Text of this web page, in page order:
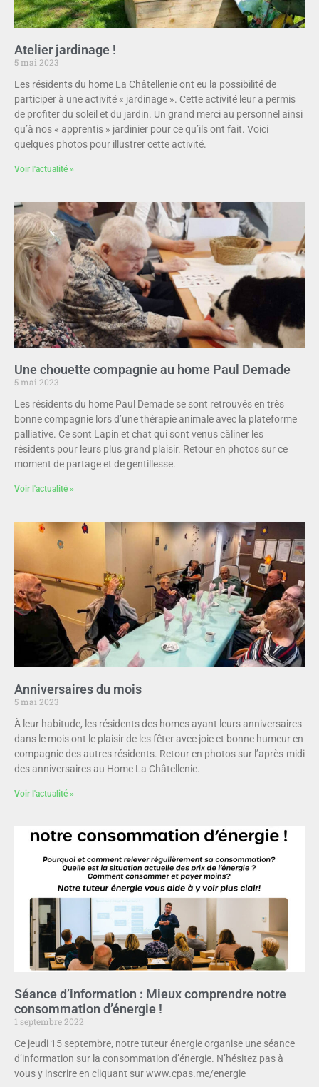
Atelier jardinage !
5 mai 2023
Les résidents du home La Châtellenie ont eu la possibilité de
participer à une activité « jardinage ». Cette activité leur a permis
de profiter du soleil et du jardin. Un grand merci au personnel ainsi
qu’à nos « apprentis » jardinier pour ce qu’ils ont fait. Voici
quelques photos pour illustrer cette activité.
Voir l'actualité »
Une chouette compagnie au home Paul Demade
5 mai 2023
Les résidents du home Paul Demade se sont retrouvés en très
bonne compagnie lors d’une thérapie animale avec la plateforme
palliative. Ce sont Lapin et chat qui sont venus câliner les
résidents pour leurs plus grand plaisir. Retour en photos sur ce
moment de partage et de gentillesse.
Voir l'actualité »
Anniversaires du mois
5 mai 2023
À leur habitude, les résidents des homes ayant leurs anniversaires
dans le mois ont le plaisir de les fêter avec joie et bonne humeur en
compagnie des autres résidents. Retour en photos sur l’après-midi
des anniversaires au Home La Châtellenie.
Voir l'actualité »
Séance d’information : Mieux comprendre notre
consommation d’énergie !
1 septembre 2022
Ce jeudi 15 septembre, notre tuteur énergie organise une séance
d’information sur la consommation d’énergie. N’hésitez pas à
vous y inscrire en cliquant sur www.cpas.me/energie